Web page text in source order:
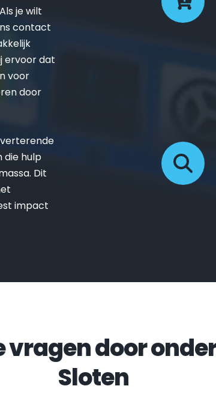
je wilt
contact
ervoor dat
voor
door
die hulp
Dit
impact
Sloten